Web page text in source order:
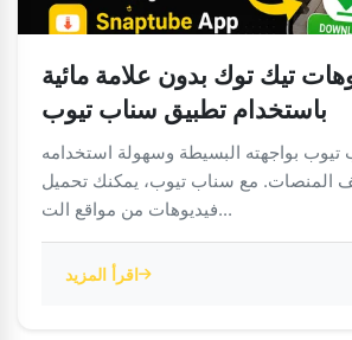
تيك توك بدون علامة مائية
باستخدام تطبيق سناب تيوب
بواجهته البسيطة وسهولة استخدامه
المنصات. مع سناب تيوب، يمكنك تحميل
فيديوهات من مواقع الت...
اقرأ المزيد